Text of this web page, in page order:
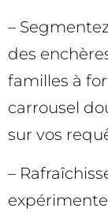
–
des
familles à
carrousel
sur vos
–